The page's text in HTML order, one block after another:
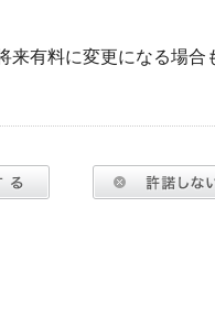
有料に変更になる場合